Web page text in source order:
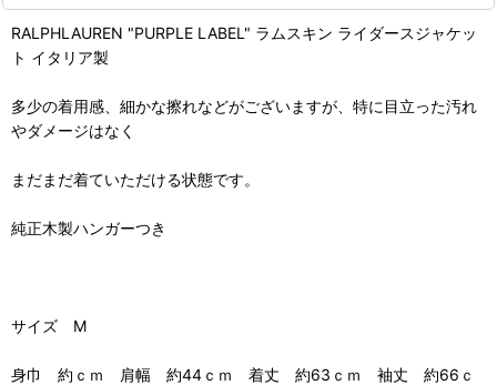
RALPHLAUREN "PURPLE LABEL" ラムスキン ライダースジャケッ
ト イタリア製
多少の着用感、細かな擦れなどがございますが、特に目立った汚れ
やダメージはなく
まだまだ着ていただける状態です。
純正木製ハンガーつき
サイズ M
身巾 約ｃｍ 肩幅 約44ｃｍ 着丈 約63ｃｍ 袖丈 約66ｃ